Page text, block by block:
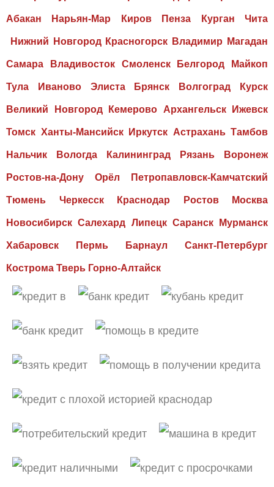
Абакан Нарьян-Мар Киров Пенза Курган Чита
Нижний Новгород Красногорск Владимир Магадан
Самара Владивосток Смоленск Белгород Майкоп
Тула Иваново Элиста Брянск Волгоград Курск
Великий Новгород Кемерово Архангельск Ижевск
Томск Ханты-Мансийск Иркутск Астрахань Тамбов
Нальчик Вологда Калининград Рязань Воронеж
Ростов-на-Дону Орёл Петропавловск-Камчатский
Тюмень Черкесск Краснодар Ростов Москва
Новосибирск Салехард Липецк Саранск Мурманск
Хабаровск Пермь Барнаул Санкт-Петербург
Кострома Тверь Горно-Алтайск